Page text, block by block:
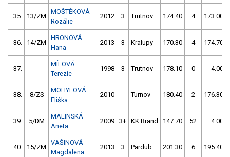
35. 13/ZM
MOŠTĚKOVÁ
Rozálie
2012 3 Trutnov 174.40 4 173.00
36. 14/ZM
HRONOVÁ
Hana
2013 3 Kralupy 170.30 4 174.70
37.
MÍLOVÁ
Terezie
1998 3 Trutnov 178.10 0 4.00
38. 8/ZS
MOHYLOVÁ
Eliška
2010 Turnov 180.40 2 176.30
39. 5/DM
MALINSKÁ
Aneta
2009 3+ KK Brand 147.70 52 4.00
40. 15/ZM
VAŠINOVÁ
Magdalena
2013 3 Pardub. 201.30 6 195.40